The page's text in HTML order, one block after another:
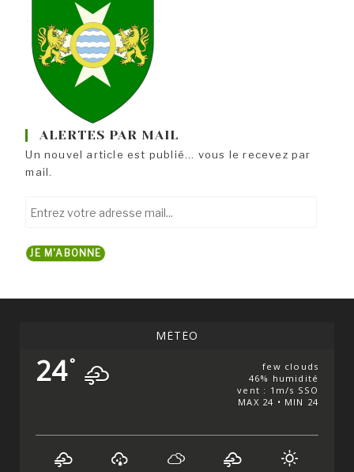
ALERTES PAR MAIL
Un nouvel article est publié... vous le recevez par
mail.
votre
mail...
JE M'ABONNE
MÉTÉO
24°
few clouds
46% humidité
vent : 1m/s SSO
MAX 24 • MIN 24